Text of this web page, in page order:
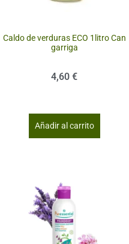
Caldo de verduras ECO 1litro Can
garriga
4,60 €
Añadir al carrito